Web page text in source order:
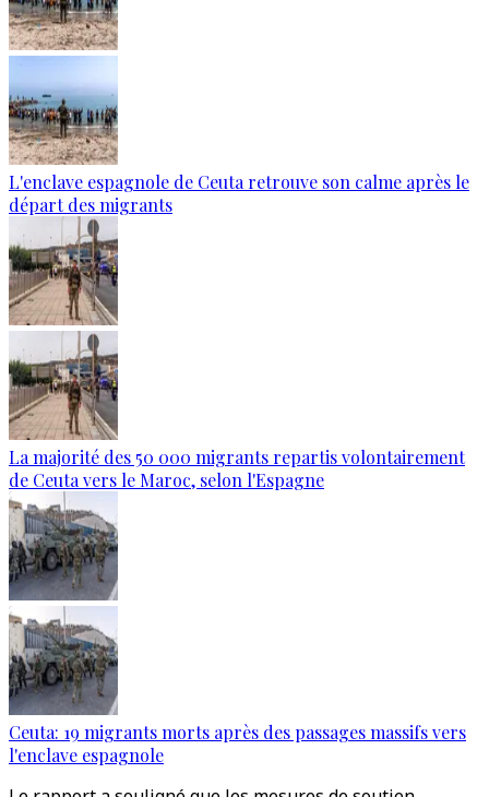
L'enclave espagnole de Ceuta retrouve son calme après le
départ des migrants
La majorité des 50 000 migrants repartis volontairement
de Ceuta vers le Maroc, selon l'Espagne
Ceuta: 19 migrants morts après des passages massifs vers
l'enclave espagnole